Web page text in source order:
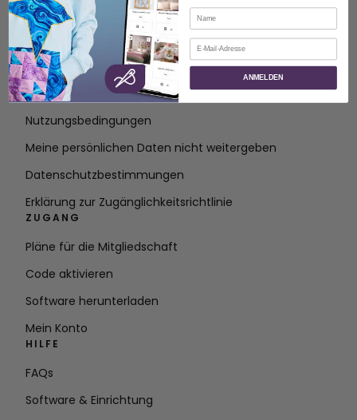
ÜBER
Über SVP Worldwide
Kontakt
Nutzungsbedingungen
Meine persönlichen Daten nicht weitergeben
Datenschutzbestimmungen
Erklärung zur Zugänglichkeitsrichtlinie
ZUGANG
Pläne für die Mitgliedschaft
Code aktivieren
Software herunterladen
Mein Konto
HILFE
FAQs
Software & Einrichtung
Name
E-Mail
ANMELDEN